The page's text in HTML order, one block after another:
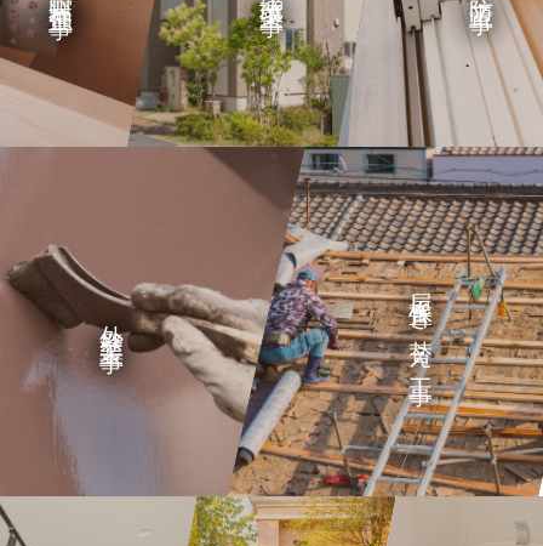
外壁塗装工事 屋根葺き替え工事